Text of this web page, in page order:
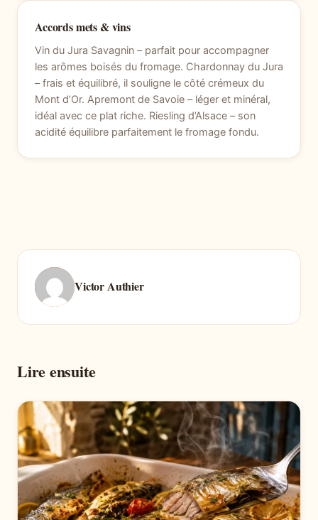
Accords mets & vins
Vin du Jura Savagnin – parfait pour accompagner
les arômes boisés du fromage. Chardonnay du Jura
– frais et équilibré, il souligne le côté crémeux du
Mont d’Or. Apremont de Savoie – léger et minéral,
idéal avec ce plat riche. Riesling d’Alsace – son
acidité équilibre parfaitement le fromage fondu.
Victor Authier
Lire ensuite